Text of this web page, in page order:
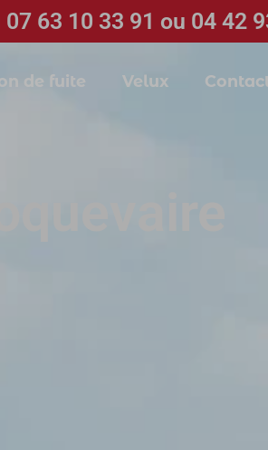
63 10 33 91 ou 04 42
de fuite Velux